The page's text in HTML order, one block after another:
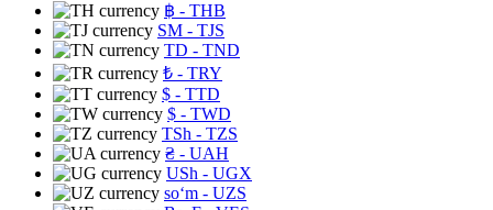
฿ - THB
ЅМ - TJS
TD - TND
₺ - TRY
$ - TTD
$ - TWD
TSh - TZS
₴ - UAH
USh - UGX
soʻm - UZS